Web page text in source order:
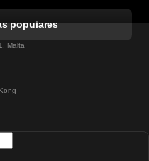
Lagos
Madrid
populares
Malta